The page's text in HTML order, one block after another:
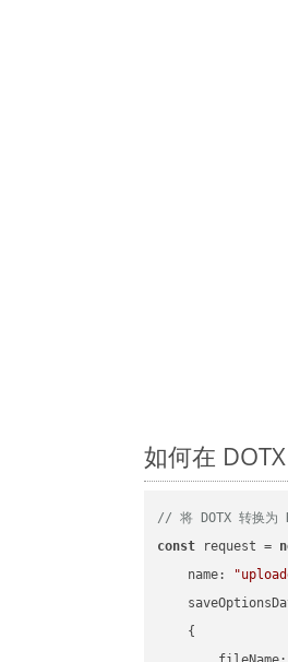
如何在
// 将 DOTX 转换为
const request =
name:
    {